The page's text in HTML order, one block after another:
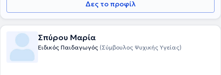
Δες το προφίλ
Σπύρου Μαρία
Ειδικός Παιδαγωγός (Σύμβουλος Ψυχικής Υγείας)